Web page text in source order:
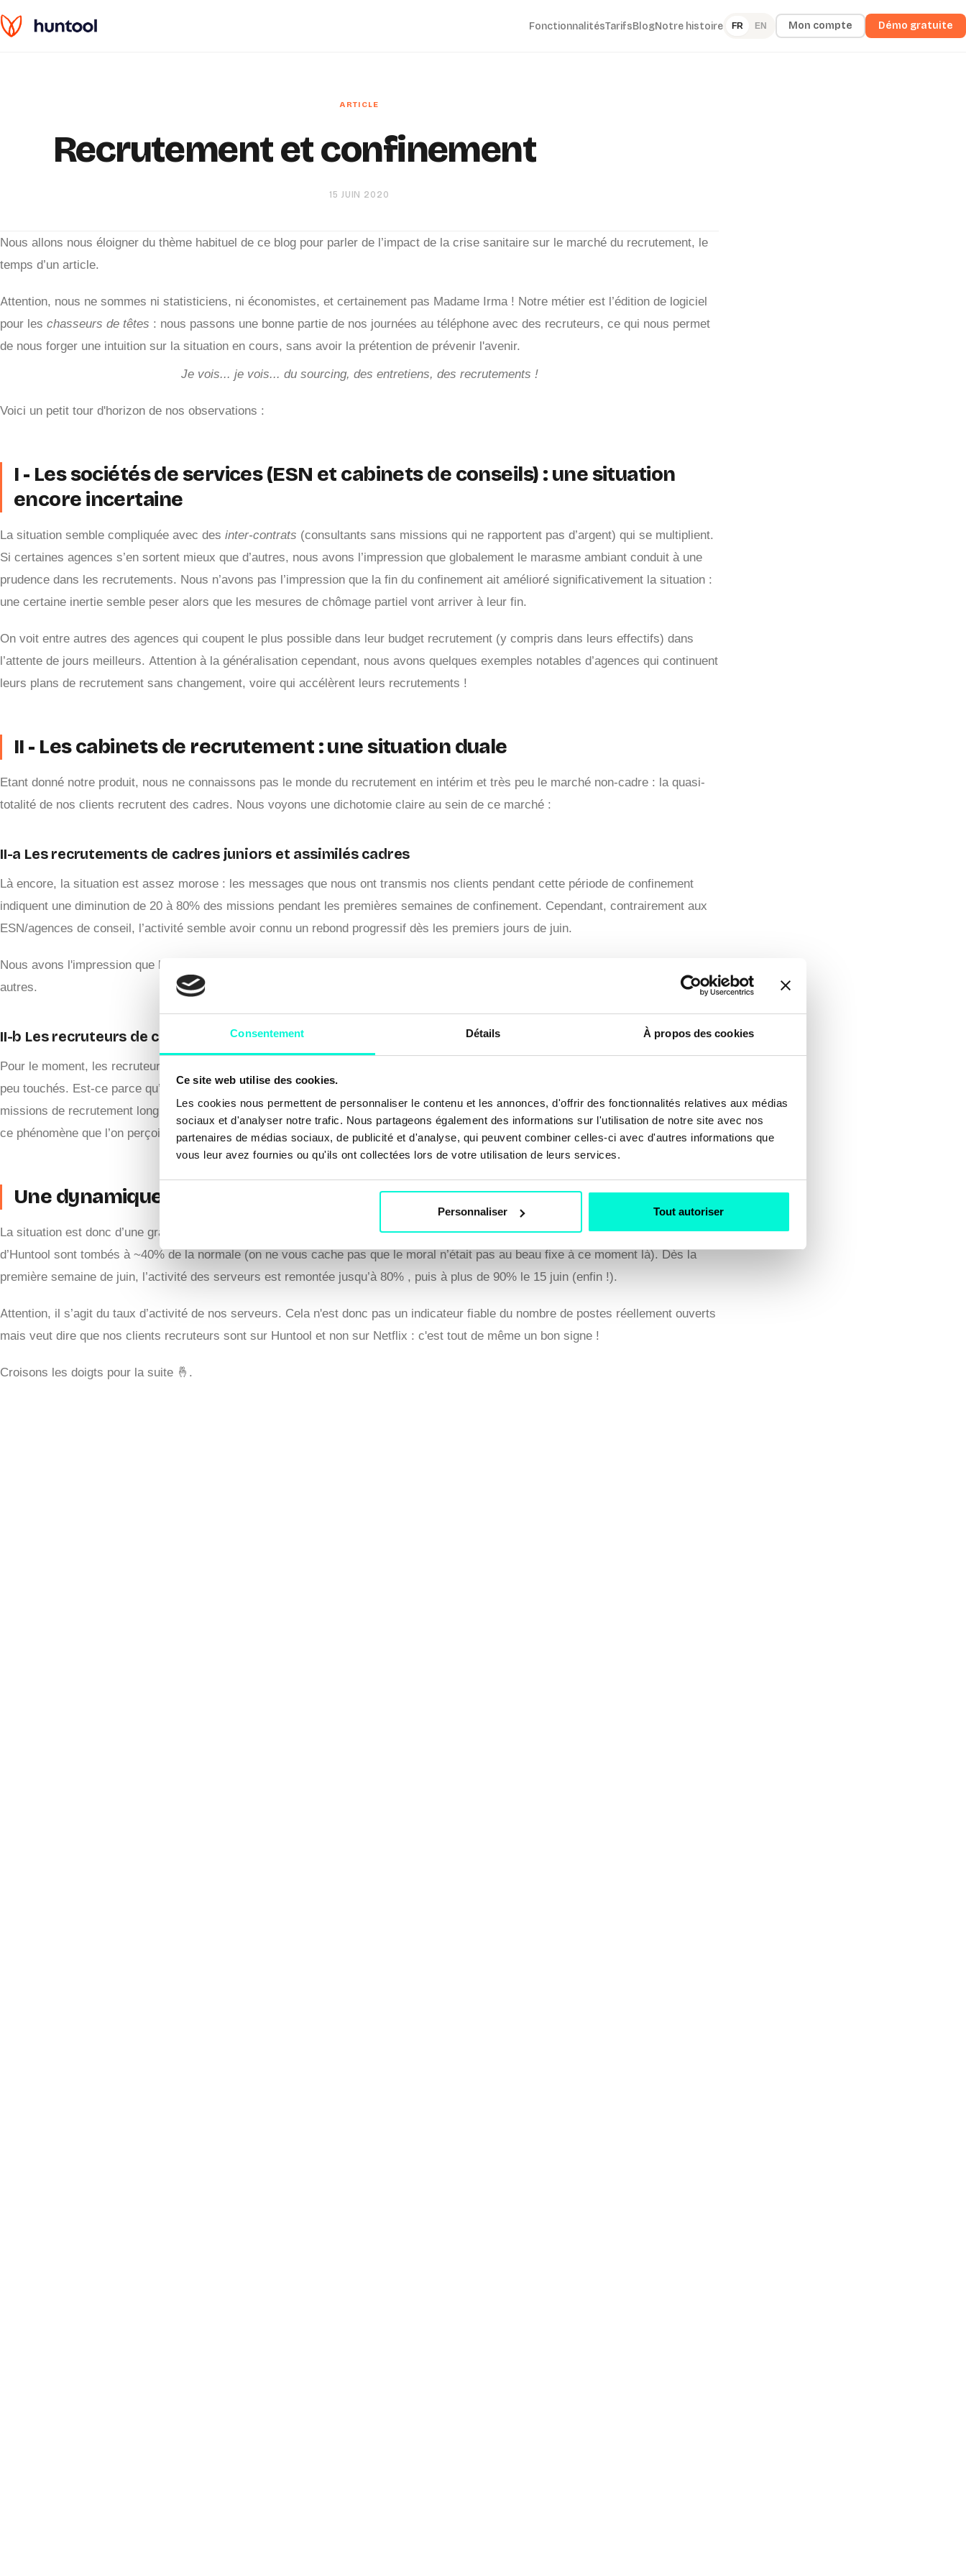
Consentement Détails À propos des cookies
Ce site web utilise des cookies.
Les cookies nous permettent de personnaliser le contenu et les annonces, d'offrir des fonctionnalités relatives aux médias
sociaux et d'analyser notre trafic. Nous partageons également des informations sur l'utilisation de notre site avec nos
partenaires de médias sociaux, de publicité et d'analyse, qui peuvent combiner celles-ci avec d'autres informations que
vous leur avez fournies ou qu'ils ont collectées lors de votre utilisation de leurs services.
Personnaliser Tout autoriser
FonctionnalitésTarifsBlogNotre histoire FR EN Mon compte Démo gratuite
Recrutement et confinement
15 JUIN 2020
Nous allons nous éloigner du thème habituel de ce blog pour parler de l’impact de la crise sanitaire sur le marché du recrutement, le
temps d’un article.
Attention, nous ne sommes ni statisticiens, ni économistes, et certainement pas Madame Irma ! Notre métier est l’édition de logiciel
pour les chasseurs de têtes : nous passons une bonne partie de nos journées au téléphone avec des recruteurs, ce qui nous permet
de nous forger une intuition sur la situation en cours, sans avoir la prétention de prévenir l'avenir.
Je vois... je vois... du sourcing, des entretiens, des recrutements !
Voici un petit tour d'horizon de nos observations :
I - Les sociétés de services (ESN et cabinets de conseils) : une situation
encore incertaine
La situation semble compliquée avec des inter-contrats (consultants sans missions qui ne rapportent pas d’argent) qui se multiplient.
Si certaines agences s’en sortent mieux que d’autres, nous avons l’impression que globalement le marasme ambiant conduit à une
prudence dans les recrutements. Nous n’avons pas l’impression que la fin du confinement ait amélioré significativement la situation :
une certaine inertie semble peser alors que les mesures de chômage partiel vont arriver à leur fin.
On voit entre autres des agences qui coupent le plus possible dans leur budget recrutement (y compris dans leurs effectifs) dans
l’attente de jours meilleurs. Attention à la généralisation cependant, nous avons quelques exemples notables d’agences qui continuent
leurs plans de recrutement sans changement, voire qui accélèrent leurs recrutements !
II - Les cabinets de recrutement : une situation duale
Etant donné notre produit, nous ne connaissons pas le monde du recrutement en intérim et très peu le marché non-cadre : la quasi-
totalité de nos clients recrutent des cadres. Nous voyons une dichotomie claire au sein de ce marché :
II-a Les recrutements de cadres juniors et assimilés cadres
Là encore, la situation est assez morose : les messages que nous ont transmis nos clients pendant cette période de confinement
indiquent une diminution de 20 à 80% des missions pendant les premières semaines de confinement. Cependant, contrairement aux
ESN/agences de conseil, l’activité semble avoir connu un rebond progressif dès les premiers jours de juin.
Nous avons l'impression que les 'petits' (entre 1 et 3 chasseurs) cabinets spécialisés reprennent en moyenne plus vite que les
autres.
II-b Les recruteurs de cadres supérieurs et cadres dirigeants
Pour le moment, les recruteurs de cadres supérieurs et cadres dirigeants (ce qu’on appelle l’Executive Search) semblent moins voire
peu touchés. Est-ce parce qu’il s’agit de postes stratégiques peu sensibles aux changements conjoncturels ? Est-ce parce s’agit de
missions de recrutement long terme et donc lancées avant la crise sanitaire ? Nous ne nous risquerons ni à expliquer ni à analyser
ce phénomène que l’on perçoit pourtant très nettement.
Une dynamique encourageante ?
La situation est donc d’une grande hétérogénéité. D’un point de vue global, dès la première semaine du confinement, les serveurs
d’Huntool sont tombés à ~40% de la normale (on ne vous cache pas que le moral n’était pas au beau fixe à ce moment là). Dès la
première semaine de juin, l’activité des serveurs est remontée jusqu’à 80% , puis à plus de 90% le 15 juin (enfin !).
Attention, il s’agit du taux d’activité de nos serveurs. Cela n'est donc pas un indicateur fiable du nombre de postes réellement ouverts
mais veut dire que nos clients recruteurs sont sur Huntool et non sur Netflix : c'est tout de même un bon signe !
Croisons les doigts pour la suite 🤞.